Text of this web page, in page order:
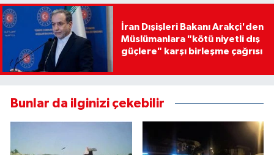
İran Dışişleri Bakanı Arakçi'den
Müslümanlara "kötü niyetli dış
güçlere" karşı birleşme çağrısı
Bunlar da ilginizi çekebilir